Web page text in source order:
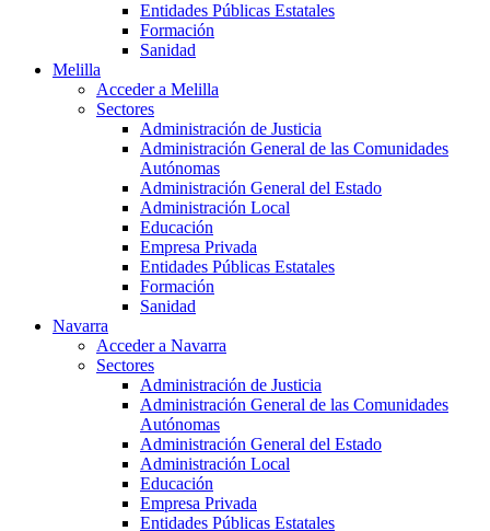
Entidades Públicas Estatales
Formación
Sanidad
Melilla
Acceder a Melilla
Sectores
Administración de Justicia
Administración General de las Comunidades
Autónomas
Administración General del Estado
Administración Local
Educación
Empresa Privada
Entidades Públicas Estatales
Formación
Sanidad
Navarra
Acceder a Navarra
Sectores
Administración de Justicia
Administración General de las Comunidades
Autónomas
Administración General del Estado
Administración Local
Educación
Empresa Privada
Entidades Públicas Estatales